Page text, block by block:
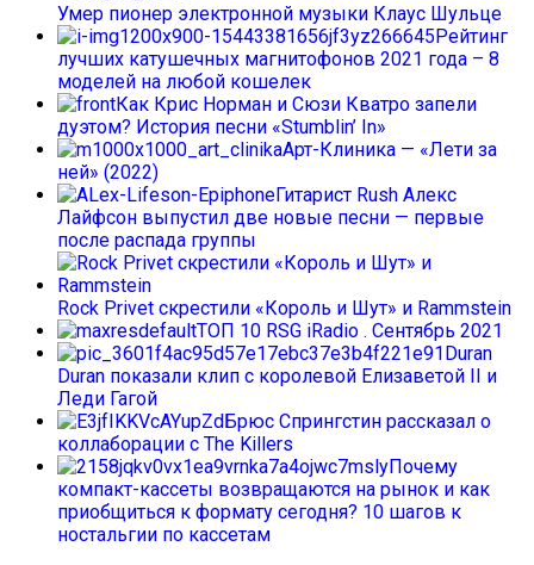
Умер пионер электронной музыки Клаус Шульце
Рейтинг
лучших катушечных магнитофонов 2021 года – 8
моделей на любой кошелек
Как Крис Норман и Сюзи Кватро запели
дуэтом? История песни «Stumblin’ In»
Арт-Клиника — «Лети за
ней» (2022)
Гитарист Rush Алекс
Лайфсон выпустил две новые песни — первые
после распада группы
Rock Privet скрестили «Король и Шут» и Rammstein
ТОП 10 RSG iRadio . Сентябрь 2021
Duran
Duran показали клип с королевой Елизаветой II и
Леди Гагой
Брюс Спрингстин рассказал о
коллаборации с The Killers
Почему
компакт-кассеты возвращаются на рынок и как
приобщиться к формату сегодня? 10 шагов к
ностальгии по кассетам